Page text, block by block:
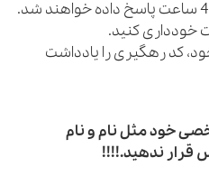
رهگیری را یادداشت
مثل نام و نام
ندهید.!!!!